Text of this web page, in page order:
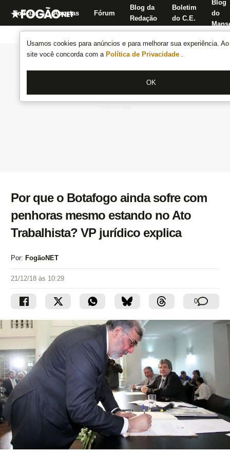
Usamos cookies para anúncios e para melhorar sua experiência.
site você concorda com a Política de Privacidade .
OK
Notícias Apostas Fórum
Blog da
Redação
Boletim
do C.E.
Blog
do
Por que o Botafogo ainda sofre com
penhoras mesmo estando no Ato
Trabalhista? VP jurídico explica
Por: FogãoNET
21/12/18 às 10:29
0